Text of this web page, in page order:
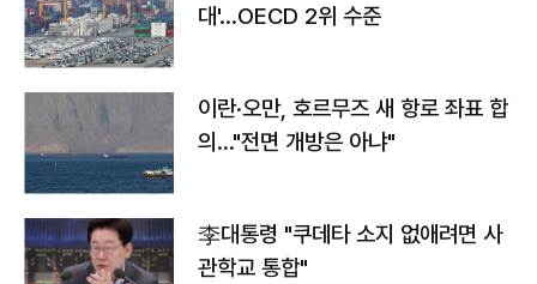
대'…OECD 2위 수준
이란·오만, 호르무즈 새 항로 좌표 합
의…"전면 개방은 아냐"
李대통령 "쿠데타 소지 없애려면 사
관학교 통합"